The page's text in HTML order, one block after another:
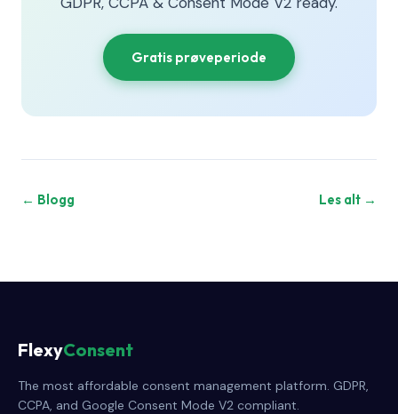
Gratis prøveperiode
← Blogg Les alt →
FlexyConsent
The most affordable consent management platform. GDPR,
CCPA, and Google Consent Mode V2 compliant.